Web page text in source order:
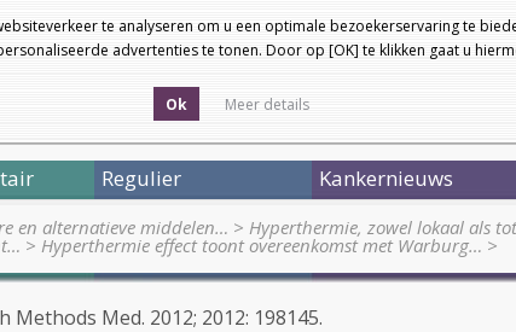
te analyseren om u een optimale bezoekerservaring te
advertenties te tonen. Door op [OK] te klikken gaat u
Ok Meer details
Regulier Kankernieuws
en alternatieve middelen… > Hyperthermie, zowel lokaal als
> Hyperthermie effect toont overeenkomst met Warburg… >
Med. 2012; 2012: 198145.